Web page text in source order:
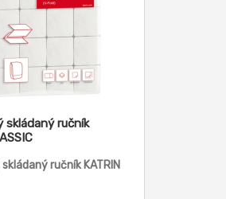
skládaný ručník
ručník KATRIN